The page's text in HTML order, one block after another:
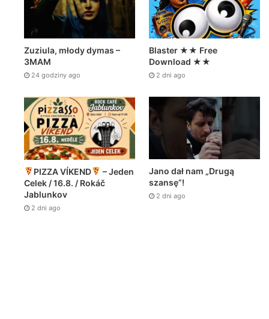
Zuziula, młody dymas –
3MAM
24 godziny ago
Blaster ★★ Free
Download ★★
2 dni ago
PIZZA VÍKEND
– Jeden
Celek / 16.8. / Rokáč
Jablunkov
2 dni ago
Jano dał nam „Drugą
szansę”!
2 dni ago